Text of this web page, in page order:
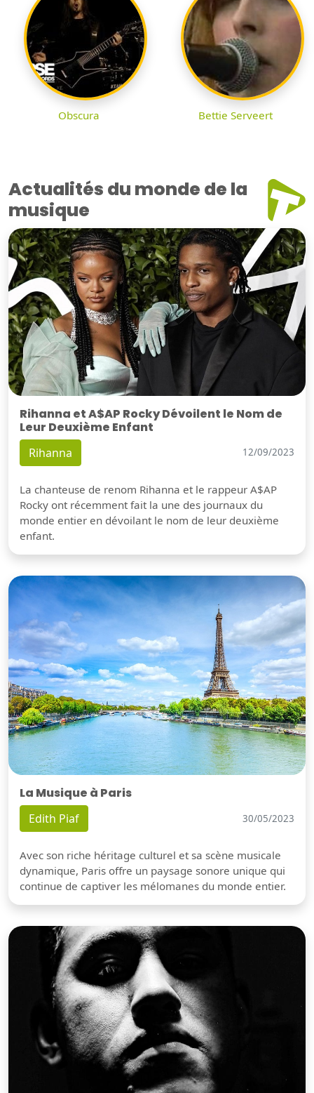
Obscura Bettie Serveert
Actualités du monde de la
musique
Rihanna et A$AP Rocky Dévoilent le Nom de
Leur Deuxième Enfant
Rihanna 12/09/2023
La chanteuse de renom Rihanna et le rappeur A$AP
Rocky ont récemment fait la une des journaux du
monde entier en dévoilant le nom de leur deuxième
enfant.
La Musique à Paris
Edith Piaf 30/05/2023
Avec son riche héritage culturel et sa scène musicale
dynamique, Paris offre un paysage sonore unique qui
continue de captiver les mélomanes du monde entier.